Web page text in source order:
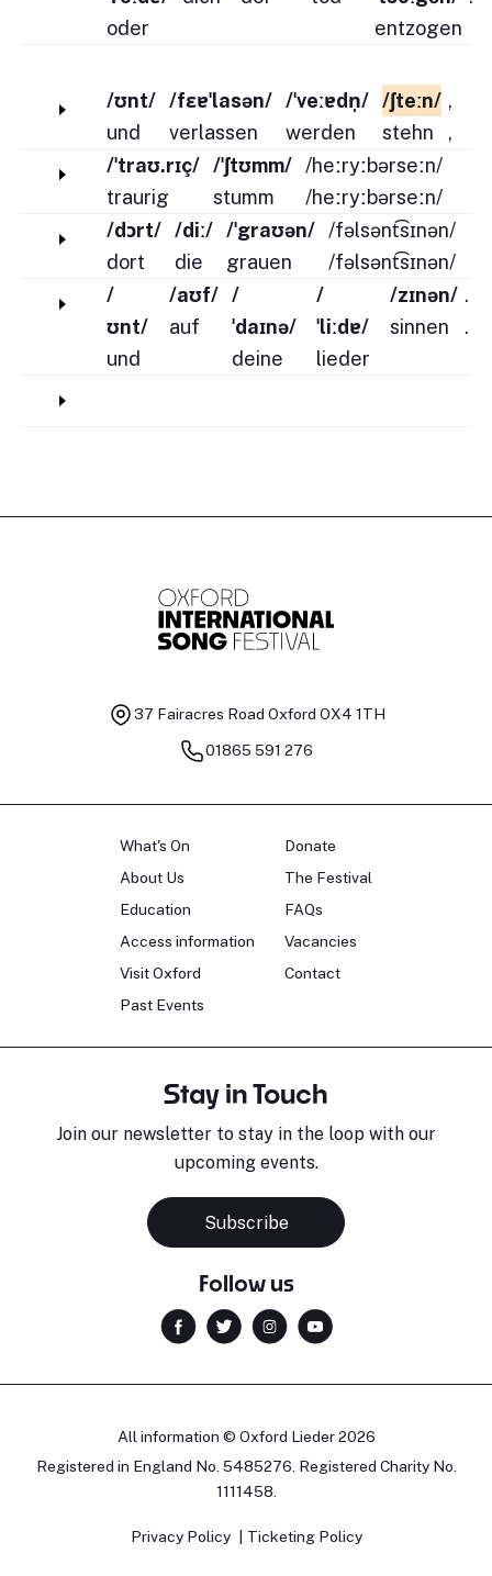
oder
entzogen
/ʊnt/
und
/fɛɐˈlasən/
verlassen
/ˈveːɐdn̩/
werden
/ʃteːn/
stehn
,
,
/ˈtraʊ.rɪç/
traurig
/ˈʃtʊmm/
stumm
/heːryːbərseːn/
/heːryːbərseːn/
/dɔrt/
dort
/diː/
die
/ˈgraʊən/
grauen
/fəlsənt͡sɪnən/
/fəlsənt͡sɪnən/
/
ʊnt/
und
/aʊf/
auf
/
ˈdaɪnə/
deine
/
ˈliːdɐ/
lieder
/zɪnən/
sinnen
.
.
37 Fairacres Road Oxford OX4 1TH
01865 591 276
What's On
About Us
Education
Access information
Visit Oxford
Past Events
Donate
The Festival
FAQs
Vacancies
Contact
Stay in Touch
Join our newsletter to stay in the loop with our
upcoming events.
Subscribe
Follow us
All information © Oxford Lieder 2026
Registered in England No. 5485276. Registered Charity No.
1111458.
Privacy Policy Ticketing Policy